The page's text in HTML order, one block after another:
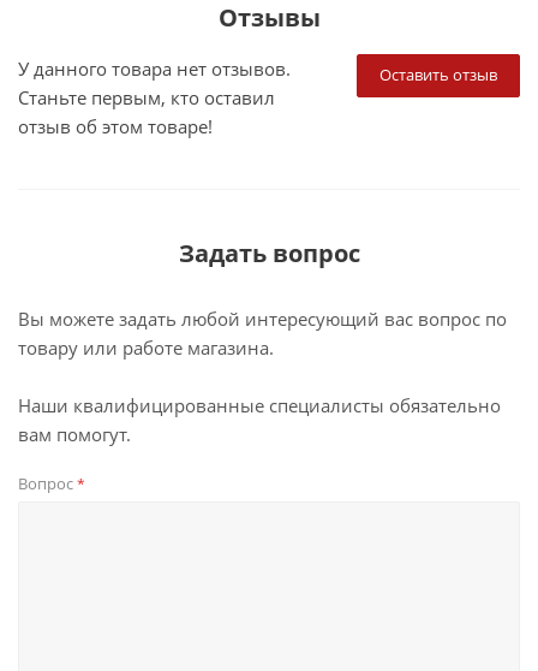
Отзывы
Оставить отзыв
У данного товара нет отзывов.
Станьте первым, кто оставил
отзыв об этом товаре!
Задать вопрос
Вы можете задать любой интересующий вас вопрос по
товару или работе магазина.
Наши квалифицированные специалисты обязательно
вам помогут.
Вопрос*